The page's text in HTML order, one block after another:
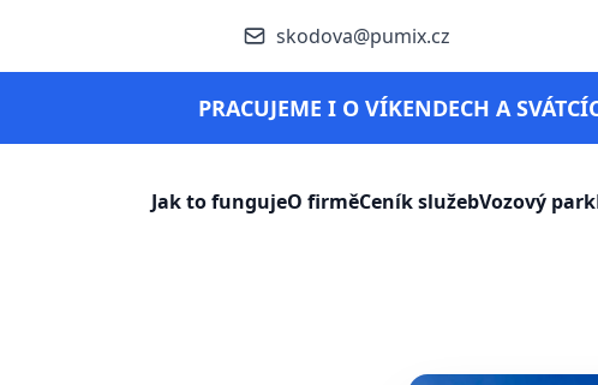
skodova@pumix.cz
PRACUJEME I O VÍKENDECH A
Jak to fungujeO firměCeník služebVozový park